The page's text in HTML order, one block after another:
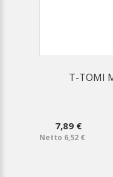
T-TOMI
7,89 €
Netto 6,52 €